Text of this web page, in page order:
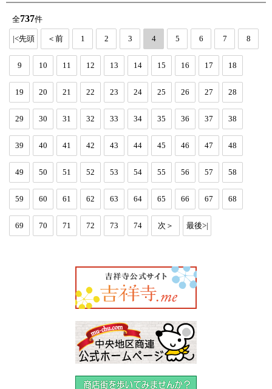
全737件
|<先頭 ＜前 1 2 3 4 5 6 7 8
9 10 11 12 13 14 15 16 17 18
19 20 21 22 23 24 25 26 27 28
29 30 31 32 33 34 35 36 37 38
39 40 41 42 43 44 45 46 47 48
49 50 51 52 53 54 55 56 57 58
59 60 61 62 63 64 65 66 67 68
69 70 71 72 73 74 次＞ 最後>|